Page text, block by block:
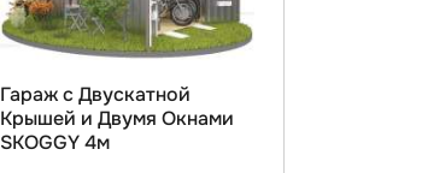
Гараж с Двускатной
Крышей и Двумя Окнами
SKOGGY 4м